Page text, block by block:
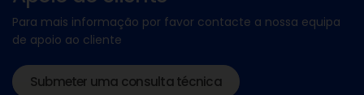
Para mais informação por favor contacte a nossa equipa
de apoio ao cliente
Submeter uma consulta técnica